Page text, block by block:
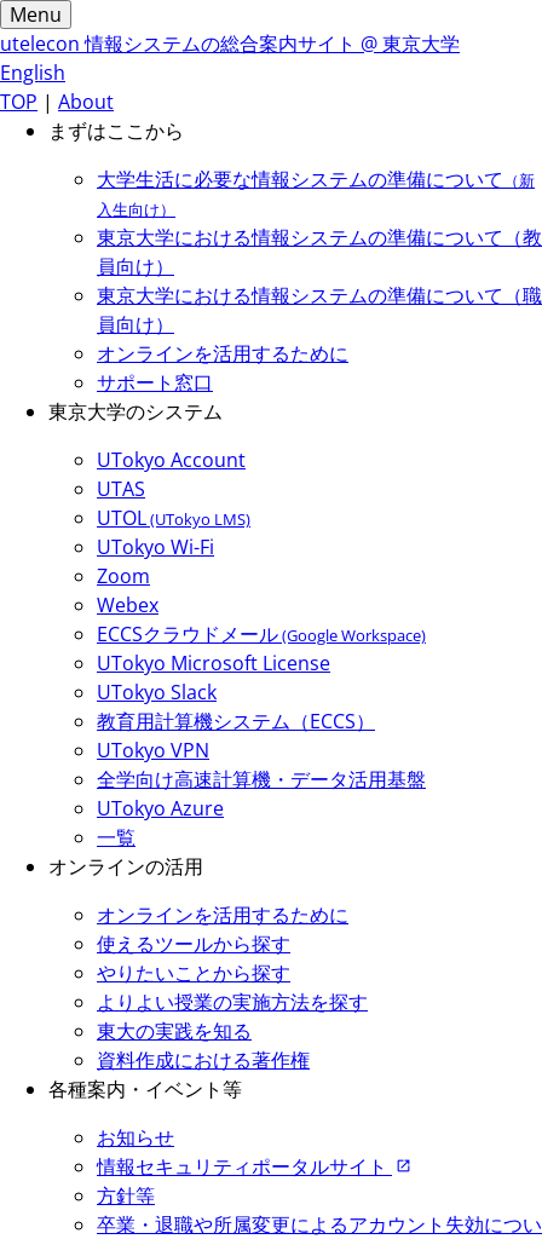
Menu
utelecon 情報システムの総合案内サイト @ 東京大学
English
TOP | About
まずはここから
大学生活に必要な情報システムの準備について （新
入生向け）
東京大学における情報システムの準備について（教
員向け）
東京大学における情報システムの準備について（職
員向け）
オンラインを活用するために
サポート窓口
東京大学のシステム
UTokyo Account
UTAS
UTOL(UTokyo LMS)
UTokyo Wi-Fi
Zoom
Webex
ECCSクラウドメール(Google Workspace)
UTokyo Microsoft License
UTokyo Slack
教育用計算機システム（ECCS）
UTokyo VPN
全学向け高速計算機・データ活用基盤
UTokyo Azure
一覧
オンラインの活用
オンラインを活用するために
使えるツールから探す
やりたいことから探す
よりよい授業の実施方法を探す
東大の実践を知る
資料作成における著作権
各種案内・イベント等
お知らせ
情報セキュリティポータルサイト
方針等
卒業・退職や所属変更によるアカウント失効につい